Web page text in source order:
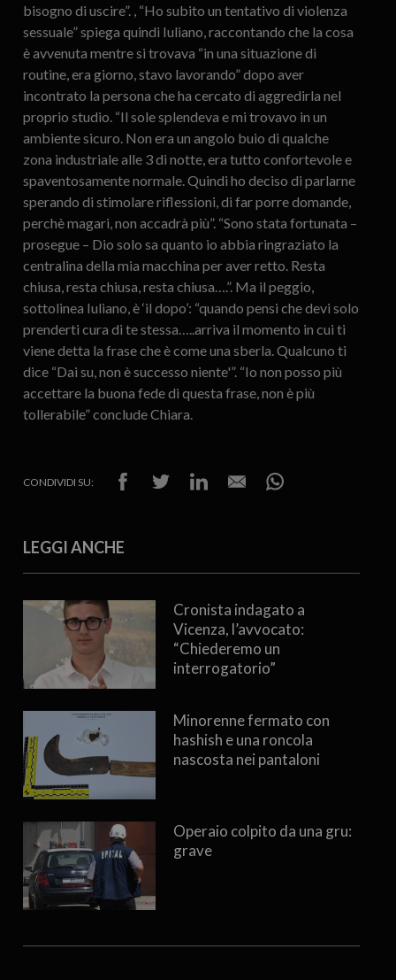
bisogno di uscire”. , “Ho subito un tentativo di violenza
sessuale” spiega quindi Iuliano, raccontando che la cosa
è avvenuta mentre si trovava “in una situazione di
routine, era giorno, stavo lavorando” dopo aver
incontrato la persona che ha cercato di aggredirla nel
proprio studio. “Il sole splendeva e mi trovavo in un
ambiente sicuro. Non era un angolo buio di qualche
zona industriale alle 3 di notte, era tutto confortevole e
spaventosamente normale. Quindi ho deciso di parlarne
sperando di stimolare riflessioni, di far porre domande,
perchè magari, non accadrà più”. “Sono stata fortunata –
prosegue – Dio solo sa quanto io abbia ringraziato la
centralina della mia macchina per aver retto. Resta
chiusa, resta chiusa, resta chiusa….”. Ma il peggio,
sottolinea Iuliano, è ‘il dopo’: “quando pensi che devi solo
prenderti cura di te stessa…..arriva il momento in cui ti
viene detta la frase che è come una sberla. Qualcuno ti
dice “Dai su, non è successo niente'”. “Io non posso più
accettare la buona fede di questa frase, non è più
tollerabile” conclude Chiara.
CONDIVIDI SU:
LEGGI ANCHE
Cronista indagato a
Vicenza, l’avvocato:
“Chiederemo un
interrogatorio”
Minorenne fermato con
hashish e una roncola
nascosta nei pantaloni
Operaio colpito da una gru:
grave